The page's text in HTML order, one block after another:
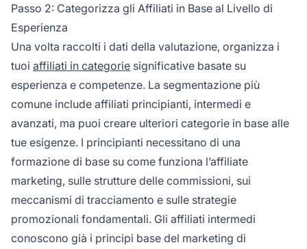
Passo 2: Categorizza gli Affiliati in Base al Livello di
Esperienza
Una volta raccolti i dati della valutazione, organizza i
tuoi affiliati in categorie significative basate su
esperienza e competenze. La segmentazione più
comune include affiliati principianti, intermedi e
avanzati, ma puoi creare ulteriori categorie in base alle
tue esigenze. I principianti necessitano di una
formazione di base su come funziona l’affiliate
marketing, sulle strutture delle commissioni, sui
meccanismi di tracciamento e sulle strategie
promozionali fondamentali. Gli affiliati intermedi
conoscono già i principi base del marketing di